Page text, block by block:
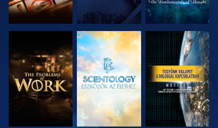
A SOROZAT
RÉSZEI
A SOROZAT
RÉSZEI
MŰSORNÉZÉS